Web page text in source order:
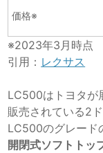
価格※
※2023年3月時点
引用： レクサス
LC500はトヨタが
販売されている2
LC500のグレード
開閉式ソフトトッ